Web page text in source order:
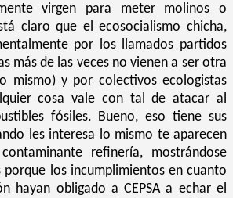
virgen para meter molinos o
claro que el ecosocialismo chicha,
por los llamados partidos
más de las veces no vienen a ser otra
mismo) y por colectivos ecologistas
cosa vale con tal de atacar al
fósiles. Bueno, eso tiene sus
les interesa lo mismo te aparecen
refinería, mostrándose
porque los incumplimientos en cuanto
hayan obligado a CEPSA a echar el